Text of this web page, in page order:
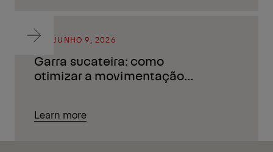
BLOG JUNHO 9, 2026
Garra sucateira: como
otimizar a movimentação
Learn more